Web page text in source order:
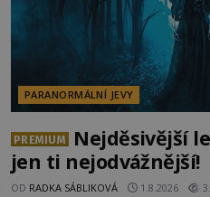
PARANORMÁLNÍ JEVY
PREMIUM
Nejděsivější
jen ti nejodvážnější!
OD RADKA SÁBLIKOVÁ 1.8.2026